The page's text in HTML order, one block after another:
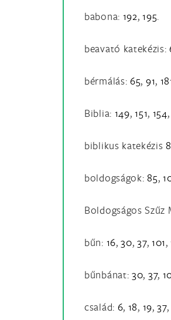
babona: 192,195.
beavató katekézis:
bérmálás: 65, 91,
Biblia: 149,151, 154
biblikus katekézis
boldogságok:85,
Boldogságos Szűz
bűn: 16,30,37, 101,
bűnbánat: 30, 37,
család: 6, 18, 19,37